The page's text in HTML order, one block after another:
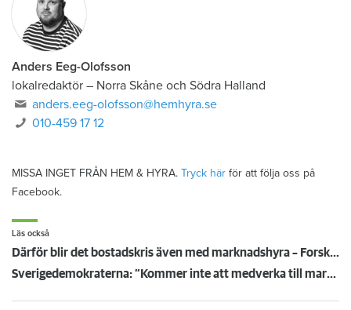
Anders Eeg-Olofsson
lokalredaktör – Norra Skåne och Södra Halland
anders.eeg-olofsson@hemhyra.se
010-459 17 12
MISSA INGET FRÅN HEM & HYRA. Tryck här för att följa oss på
Facebook.
Läs också
Därför blir det bostadskris även med marknadshyra – Forskaren: ”Det är problem överallt”
Sverigedemokraterna: ”Kommer inte att medverka till marknadshyror”